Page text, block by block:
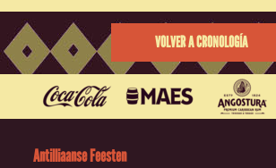
VOLVER A CRONOLOGÍA
Antilliaanse Feesten